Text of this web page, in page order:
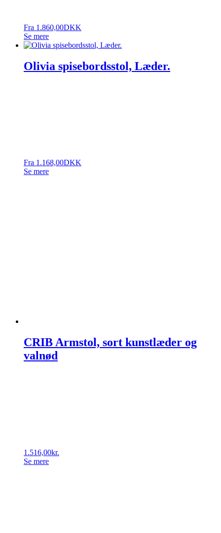
Fra 1.860,00DKK
Se mere
Olivia spisebordsstol, Læder.
Fra 1.168,00DKK
Se mere
CRIB Armstol, sort kunstlæder og
valnød
1.516,00kr.
Se mere